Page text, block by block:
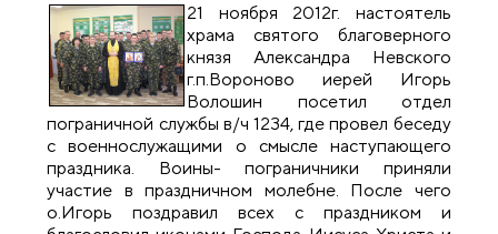
21 ноября 2012г. настоятель
храма святого благоверного
князя Александра Невского
г.п.Вороново иерей Игорь
Волошин посетил отдел
пограничной службы в/ч 1234, где провел беседу
с военнослужащими о смысле наступающего
праздника. Воины- пограничники приняли
участие в праздничном молебне. После чего
о.Игорь поздравил всех с праздником и